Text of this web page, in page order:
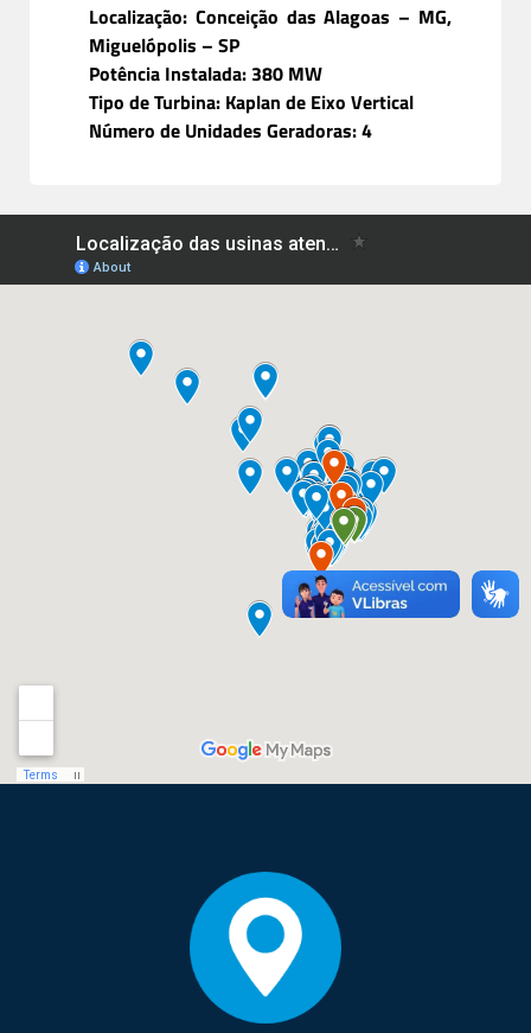
Localização: Conceição das Alagoas – MG,
Miguelópolis – SP
Potência Instalada: 380 MW
Tipo de Turbina: Kaplan de Eixo Vertical
Número de Unidades Geradoras: 4